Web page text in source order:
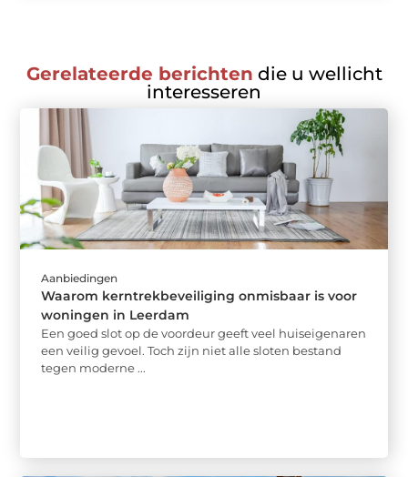
Gerelateerde berichten die u wellicht
interesseren
Aanbiedingen
Waarom kerntrekbeveiliging onmisbaar is voor
woningen in Leerdam
Een goed slot op de voordeur geeft veel huiseigenaren
een veilig gevoel. Toch zijn niet alle sloten bestand
tegen moderne ...